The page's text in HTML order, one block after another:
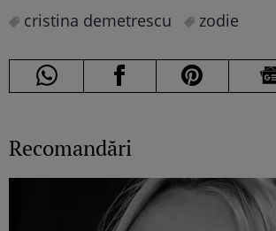
cristina demetrescu zodie
Recomandări